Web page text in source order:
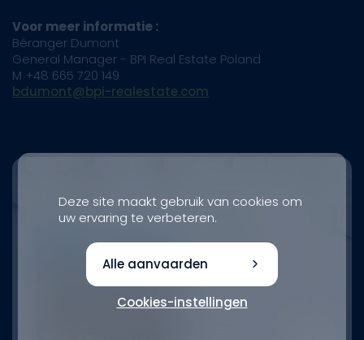
Voor meer informatie :
Béranger Dumont
General Manager - BPI Real Estate Poland
M +48 665 720 149
bdumont@bpi-realestate.com
Deze site maakt gebruik van cookies om
uw ervaring te verbeteren.
Alle aanvaarden
Cookies-instellingen